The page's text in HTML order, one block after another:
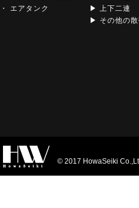
・ エアタンク
▶ 上下二連
▶ その他の散
© 2017 HowaSeiki